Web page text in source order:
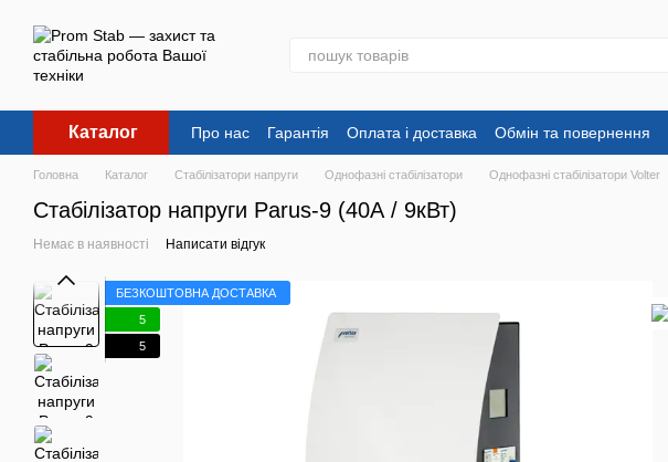
Каталог Про нас Гарантія Оплата і доставка Обмін та повернення
Головна Каталог Стабілізатори напруги Однофазні стабілізатори Однофазні стабілізатори Volter
Стабілізатор напруги Parus-9 (40А / 9кВт)
Немає в наявності Написати відгук
БЕЗКОШТОВНА ДОСТАВКА
5
5